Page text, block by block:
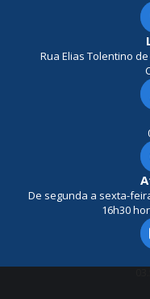
Rua Elias Tolentino de
De segunda a sexta-
16h30